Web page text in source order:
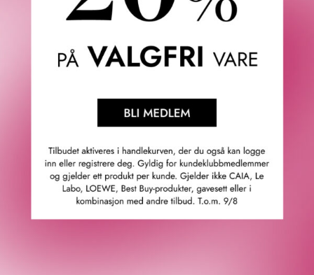
SAUVAGE AFTER-SHAVE
BALM 100 ML
770KR
ULTIMATE RAZOR BURN &
BUMP RELIEF
315KR